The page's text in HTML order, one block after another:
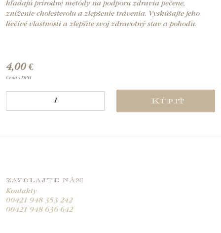
hľadajú prírodné metódy na podporu zdravia pečene,
zníženie cholesterolu a zlepšenie trávenia. Vyskúšajte jeho
liečivé vlastnosti a zlepšite svoj zdravotný stav a pohodu.
4,00 €
Cena s DPH
Kúpiť
ZAVOLAJTE NÁM
Kontakty
00421 948 353 242
00421 948 636 642